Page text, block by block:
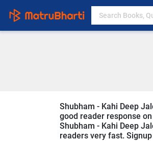
Shubham - Kahi Deep
good reader response
Shubham - Kahi Deep
readers very fast.